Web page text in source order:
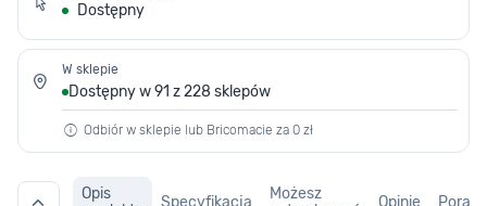
Dostępny
W sklepie
Dostępny w 91 z 228 sklepów
Odbiór w sklepie lub Bricomacie za 0 zł
Opis
Możesz